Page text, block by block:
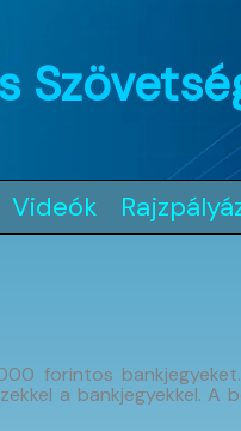
Videók
forintos
a bankjegyekkel.